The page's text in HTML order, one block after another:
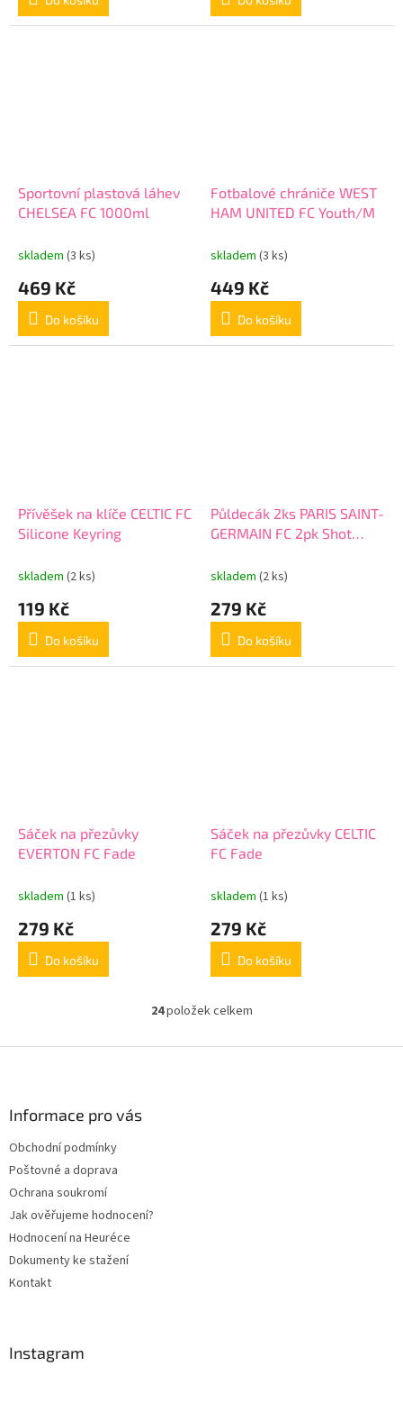
Sportovní plastová láhev
CHELSEA FC 1000ml
skladem (3 ks)
469 Kč
Do košíku
Fotbalové chrániče WEST
HAM UNITED FC Youth/M
skladem (3 ks)
449 Kč
Do košíku
Přívěšek na klíče CELTIC FC
Silicone Keyring
skladem (2 ks)
119 Kč
Do košíku
Půldecák 2ks PARIS SAINT-
GERMAIN FC 2pk Shot
skladem (2 ks)
279 Kč
Do košíku
Sáček na přezůvky
EVERTON FC Fade
skladem (1 ks)
279 Kč
Do košíku
Sáček na přezůvky CELTIC
FC Fade
skladem (1 ks)
279 Kč
Do košíku
O
l
24položek celkem
Informace pro vás
Obchodní podmínky
Poštovné a doprava
Ochrana soukromí
Jak ověřujeme hodnocení?
Hodnocení na Heuréce
Dokumenty ke stažení
Kontakt
Instagram